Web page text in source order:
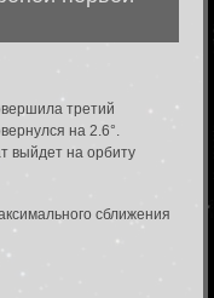
третий
на 2.6°.
выйдет на орбиту
сближения